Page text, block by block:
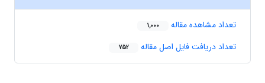
تعداد مشاهده مقاله 1,000
تعداد دریافت فایل اصل مقاله 752